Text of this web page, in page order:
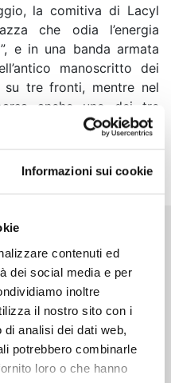
Informazioni sui cookie
contenuti ed
dei social media e per
inoltre
il nostro sito con i
analisi dei dati web,
potrebbero combinarle
loro o che hanno
la comitiva di Lacyl
che odia l’energia
e in una banda armata
manoscritto dei
su tre fronti, mentre nel
anche uno dei tre
terminare la Grande
aprire un nuovo
e Leana...
serie